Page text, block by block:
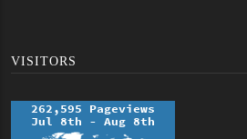
VISITORS